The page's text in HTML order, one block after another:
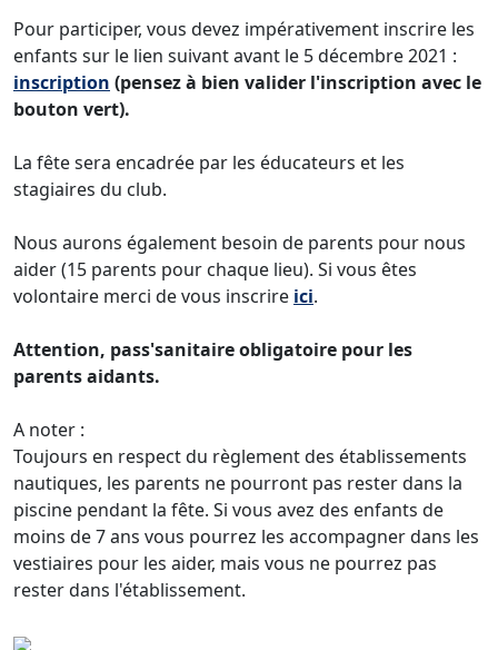
Pour participer, vous devez impérativement inscrire les
enfants sur le lien suivant avant le 5 décembre 2021 :
inscription (pensez à bien valider l'inscription avec le
bouton vert).
La fête sera encadrée par les éducateurs et les
stagiaires du club.
Nous aurons également besoin de parents pour nous
aider (15 parents pour chaque lieu). Si vous êtes
volontaire merci de vous inscrire ici.
Attention, pass'sanitaire obligatoire pour les
parents aidants.
A noter :
Toujours en respect du règlement des établissements
nautiques, les parents ne pourront pas rester dans la
piscine pendant la fête. Si vous avez des enfants de
moins de 7 ans vous pourrez les accompagner dans les
vestiaires pour les aider, mais vous ne pourrez pas
rester dans l'établissement.